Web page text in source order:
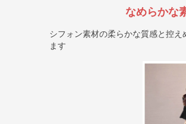
なめらかな
シフォン素材の柔らかな質感と控
ます